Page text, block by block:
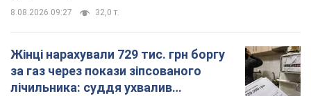
8.08.2026 09:27 32,0 т.
Жінці нарахували 729 тис. грн боргу
за газ через покази зіпсованого
лічильника: суддя ухвалив